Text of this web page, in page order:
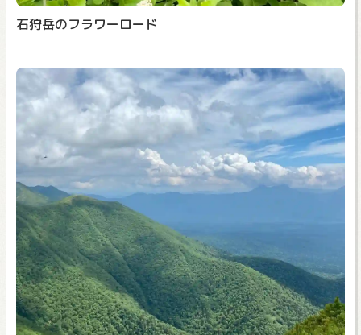
石狩岳のフラワーロード